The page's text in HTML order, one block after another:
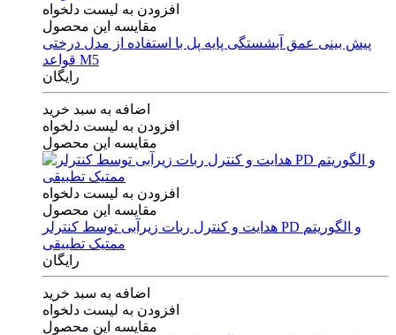
افزودن به لیست دلخواه
مقایسه این محصول
پیش بینی عمق آبشستگی پایه پل با استفاده از مدل درختی
قواعد M5
رایگان
اضافه به سبد خرید
افزودن به لیست دلخواه
مقایسه این محصول
افزودن به لیست دلخواه
مقایسه این محصول
هدایت و کنترل ربات زیرآبی توسط کنترلر PD و الگوریتم
ممتیک تطبیقی
رایگان
اضافه به سبد خرید
افزودن به لیست دلخواه
مقایسه این محصول